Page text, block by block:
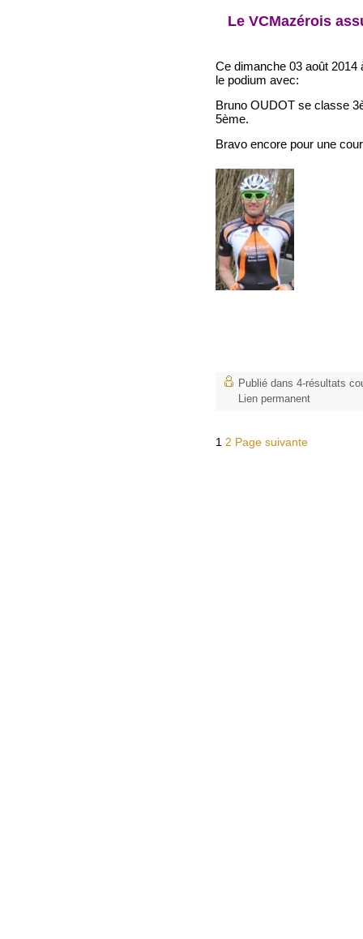
Le VCMazérois
Ce dimanche 03 août
le podium avec:
Bruno OUDOT se classe
5ème.
Bravo encore pour une
Publié dans 4-résultats
Lien permanent
1 2 Page suivante